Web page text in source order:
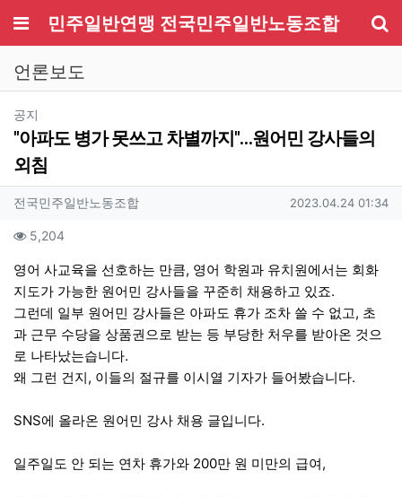
메뉴민주일반연맹 전국민주일반노동조합
언론보도
공지
"아파도 병가 못쓰고 차별까지"…원어민 강사들의
외침
작성자 정보
전국민주일반노동조합작성 작성일
2023.04.24 01:34
컨텐츠 정보
5,204
본문
영어 사교육을 선호하는 만큼, 영어 학원과 유치원에서는 회화
지도가 가능한 원어민 강사들을 꾸준히 채용하고 있죠.
그런데 일부 원어민 강사들은 아파도 휴가 조차 쓸 수 없고, 초
과 근무 수당을 상품권으로 받는 등 부당한 처우를 받아온 것으
로 나타났는습니다.
왜 그런 건지, 이들의 절규를 이시열 기자가 들어봤습니다.
SNS에 올라온 원어민 강사 채용 글입니다.
일주일도 안 되는 연차 휴가와 200만 원 미만의 급여,